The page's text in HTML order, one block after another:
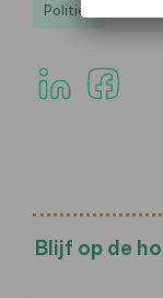
Politiek
Blijf op de